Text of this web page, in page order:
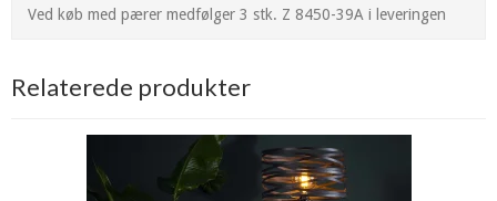
Ved køb med pærer medfølger 3 stk. Z 8450-39A i leveringen
Relaterede produkter